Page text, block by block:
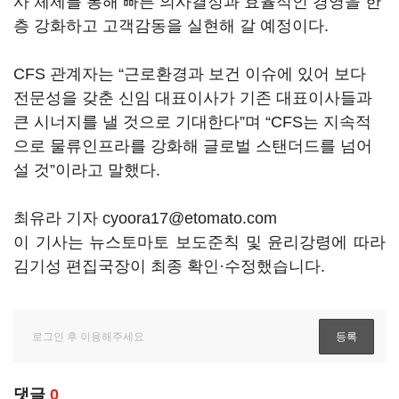
층 강화하고 고객감동을 실현해 갈 예정이다.
CFS 관계자는 “근로환경과 보건 이슈에 있어 보다
전문성을 갖춘 신임 대표이사가 기존 대표이사들과
큰 시너지를 낼 것으로 기대한다”며 “CFS는 지속적
으로 물류인프라를 강화해 글로벌 스탠더드를 넘어
설 것”이라고 말했다.
최유라 기자 cyoora17@etomato.com
이 기사는 뉴스토마토 보도준칙 및 윤리강령에 따라
김기성 편집국장이 최종 확인·수정했습니다.
댓글 0